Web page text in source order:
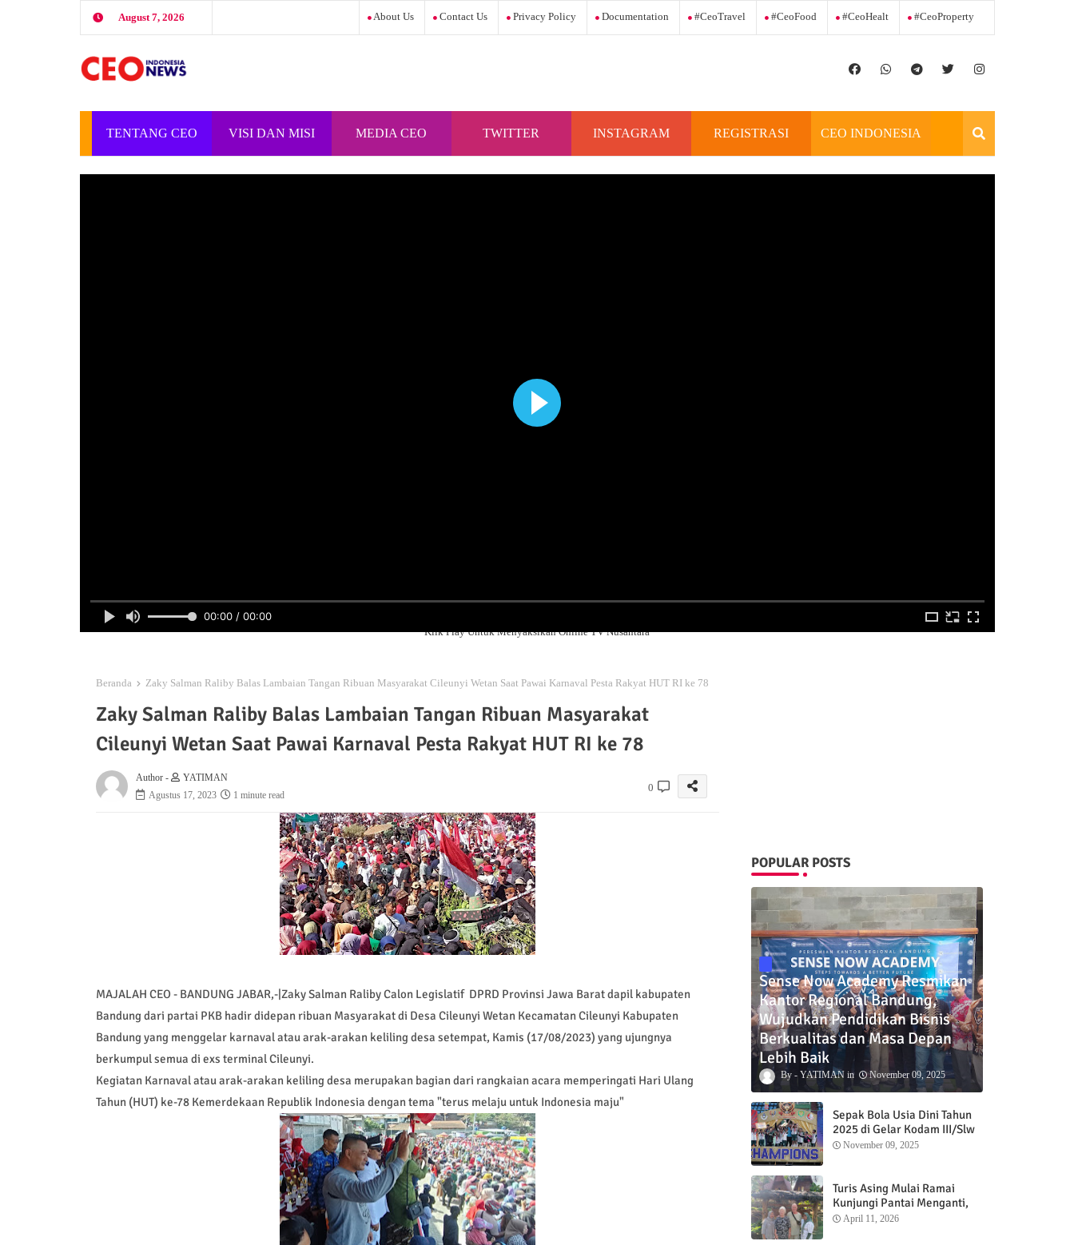
August 7, 2026 About Us Contact Us Privacy Policy Documentation #ceoTravel #ceoFood #ceoHealt #ceoProperty
TENTANG CEO
INDONESIA
VISI DAN MISI
CEO INDONESIA
MEDIA CEO
INDONESIA
TWITTER INSTAGRAM REGISTRASI CEO INDONESIA
OFFICIAL
00:00 / 00:00
Klik Play Untuk Menyaksikan Online TV Nusantara
Beranda Zaky Salman Raliby Balas Lambaian Tangan Ribuan Masyarakat Cileunyi Wetan Saat Pawai Karnaval Pesta Rakyat HUT RI ke 78
Zaky Salman Raliby Balas Lambaian Tangan Ribuan Masyarakat
Cileunyi Wetan Saat Pawai Karnaval Pesta Rakyat HUT RI ke 78
Author -
YATIMAN
Agustus 17, 2023
1 minute read
0
MAJALAH CEO - BANDUNG JABAR,-|Zaky Salman Raliby Calon Legislatif DPRD Provinsi Jawa Barat dapil kabupaten
Bandung dari partai PKB hadir didepan ribuan Masyarakat di Desa Cileunyi Wetan Kecamatan Cileunyi Kabupaten
Bandung yang menggelar karnaval atau arak-arakan keliling desa setempat, Kamis (17/08/2023) yang ujungnya
berkumpul semua di exs terminal Cileunyi.
Kegiatan Karnaval atau arak-arakan keliling desa merupakan bagian dari rangkaian acara memperingati Hari Ulang
Tahun (HUT) ke-78 Kemerdekaan Republik Indonesia dengan tema "terus melaju untuk Indonesia maju"
POPULAR POSTS
Sense Now Academy Resmikan
Kantor Regional Bandung,
Wujudkan Pendidikan Bisnis
Berkualitas dan Masa Depan
Lebih Baik
YATIMAN November 09, 2025
Sepak Bola Usia Dini Tahun
2025 di Gelar Kodam III/Slw
November 09, 2025
Turis Asing Mulai Ramai
Kunjungi Pantai Menganti,
Nikmati Sunrise dan Sunset
April 11, 2026